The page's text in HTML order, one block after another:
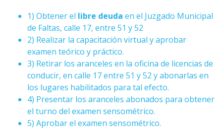
1) Obtener el libre deuda en el Juzgado Municipal
de Faltas, calle 17, entre 51 y 52
2) Realizar la capacitación virtual y aprobar
examen teórico y práctico.
3) Retirar los aranceles en la oficina de licencias de
conducir, en calle 17 entre 51 y 52 y abonarlas en
los lugares habilitados para tal efecto.
4) Presentar los aranceles abonados para obtener
el turno del examen sensométrico.
5) Aprobar el examen sensométrico.